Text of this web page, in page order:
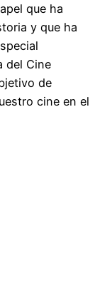
que ha
y que ha
del Cine
de
cine en el